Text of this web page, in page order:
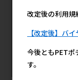
改定後の利用規
【改定後】バ
今後ともPETポ
す。